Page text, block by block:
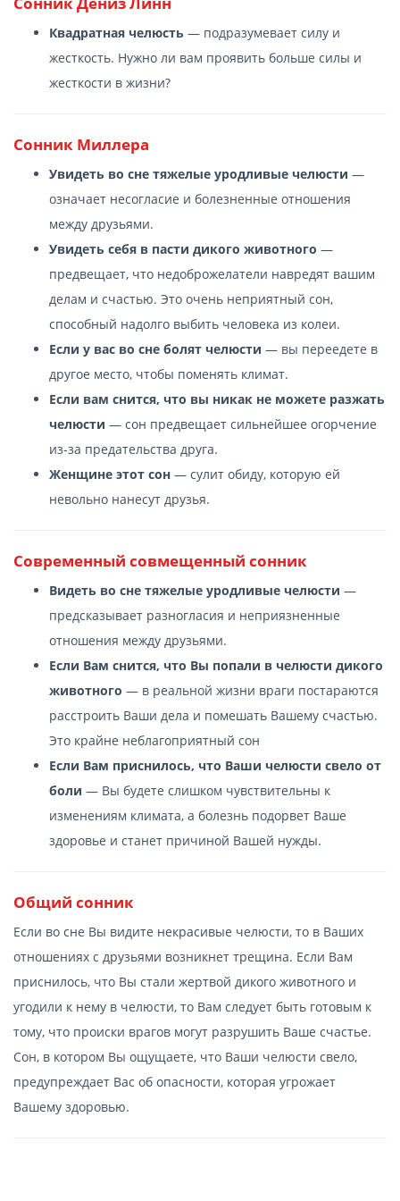
Квадратная челюсть — подразумевает силу и
жесткость. Нужно ли вам проявить больше силы и
жесткости в жизни?
Cонник Миллера
Увидеть во сне тяжелые уродливые челюсти —
означает несогласие и болезненные отношения
между друзьями.
Увидеть себя в пасти дикого животного —
предвещает, что недоброжелатели навредят вашим
делам и счастью. Это очень неприятный сон,
способный надолго выбить человека из колеи.
Если у вас во сне болят челюсти — вы переедете в
другое место, чтобы поменять климат.
Если вам снится, что вы никак не можете разжать
челюсти — сон предвещает сильнейшее огорчение
из-за предательства друга.
Женщине этот сон — сулит обиду, которую ей
невольно нанесут друзья.
Современный совмещенный сонник
Видеть во сне тяжелые уродливые челюсти —
предсказывает разногласия и неприязненные
отношения между друзьями.
Если Вам снится, что Вы попали в челюсти дикого
животного — в реальной жизни враги постараются
расстроить Ваши дела и помешать Вашему счастью.
Это крайне неблагоприятный сон
Если Вам приснилось, что Ваши челюсти свело от
боли — Вы будете слишком чувствительны к
изменениям климата, а болезнь подорвет Ваше
здоровье и станет причиной Вашей нужды.
Общий сонник
Если во сне Вы видите некрасивые челюсти, то в Ваших
отношениях с друзьями возникнет трещина. Если Вам
приснилось, что Вы стали жертвой дикого животного и
угодили к нему в челюсти, то Вам следует быть готовым к
тому, что происки врагов могут разрушить Ваше счастье.
Сон, в котором Вы ощущаете, что Ваши челюсти свело,
предупреждает Вас об опасности, которая угрожает
Вашему здоровью.